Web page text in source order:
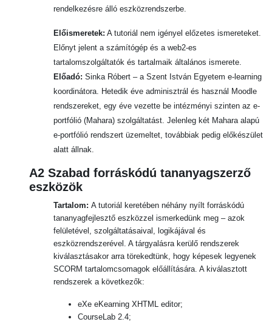
rendelkezésre álló eszközrendszerbe.
Előismeretek: A tutoriál nem igényel előzetes ismereteket.
Előnyt jelent a számítógép és a web2-es
tartalomszolgáltatók és tartalmaik általános ismerete.
Előadó: Sinka Róbert – a Szent István Egyetem e-learning
koordinátora. Hetedik éve adminisztrál és használ Moodle
rendszereket, egy éve vezette be intézményi szinten az e-
portfólió (Mahara) szolgáltatást. Jelenleg két Mahara alapú
e-portfólió rendszert üzemeltet, továbbiak pedig előkészület
alatt állnak.
A2 Szabad forráskódú tananyagszerző
eszközök
Tartalom: A tutoriál keretében néhány nyílt forráskódú
tananyagfejlesztő eszközzel ismerkedünk meg – azok
felületével, szolgáltatásaival, logikájával és
eszközrendszerével. A tárgyalásra kerülő rendszerek
kiválasztásakor arra törekedtünk, hogy képesek legyenek
SCORM tartalomcsomagok előállítására. A kiválasztott
rendszerek a következők:
eXe eKearning XHTML editor;
CourseLab 2.4;